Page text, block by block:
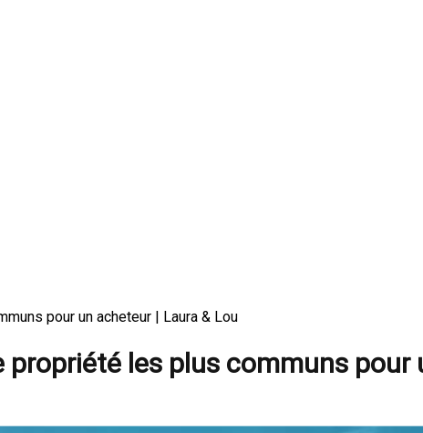
pour un acheteur | Laura & Lou
propriété les plus communs pour